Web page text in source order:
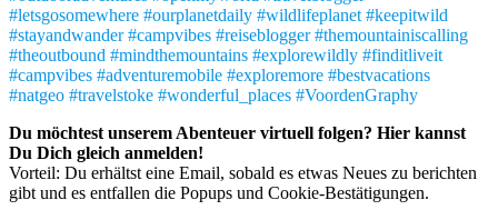
#letsgosomewhere #ourplanetdaily #wildlifeplanet #keepitwild
#stayandwander #campvibes #reiseblogger #themountainiscalling
#theoutbound #mindthemountains #explorewildly #finditliveit
#campvibes #adventuremobile #exploremore #bestvacations
#natgeo #travelstoke #wonderful_places #VoordenGraphy
Du möchtest unserem Abenteuer virtuell folgen? Hier kannst
Du Dich gleich anmelden!
Vorteil: Du erhältst eine Email, sobald es etwas Neues zu berichten
gibt und es entfallen die Popups und Cookie-Bestätigungen.